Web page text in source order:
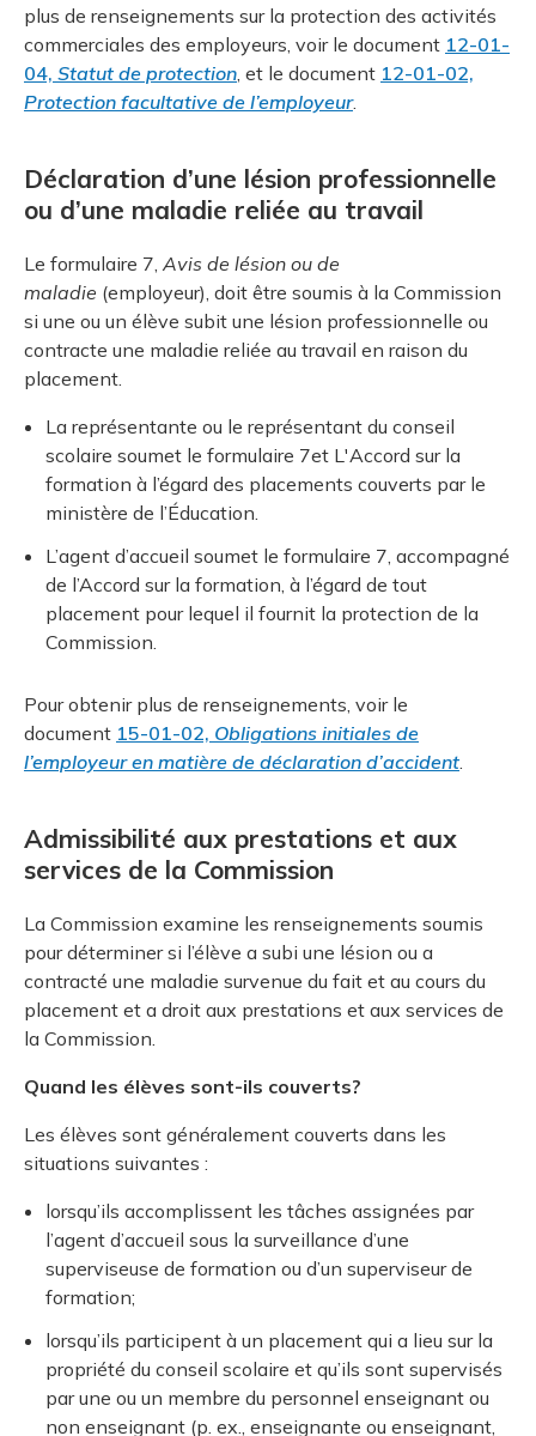
plus de renseignements sur la protection des activités
commerciales des employeurs, voir le document 12-01-
04, Statut de protection , et le document 12-01-02,
Protection facultative de l’employeur.
Déclaration d’une lésion professionnelle
ou d’une maladie reliée au travail
Le formulaire 7, Avis de lésion ou de
maladie (employeur), doit être soumis à la Commission
si une ou un élève subit une lésion professionnelle ou
contracte une maladie reliée au travail en raison du
placement.
La représentante ou le représentant du conseil
scolaire soumet le formulaire 7et L'Accord sur la
formation à l’égard des placements couverts par le
ministère de l’Éducation.
L’agent d’accueil soumet le formulaire 7, accompagné
de l’Accord sur la formation, à l’égard de tout
placement pour lequel il fournit la protection de la
Commission.
Pour obtenir plus de renseignements, voir le
document 15-01-02, Obligations initiales de
l’employeur en matière de déclaration d’accident
Admissibilité aux prestations et aux
services de la Commission
La Commission examine les renseignements soumis
pour déterminer si l’élève a subi une lésion ou a
contracté une maladie survenue du fait et au cours du
placement et a droit aux prestations et aux services de
la Commission.
Quand les élèves sont-ils couverts?
Les élèves sont généralement couverts dans les
situations suivantes :
lorsqu’ils accomplissent les tâches assignées par
l’agent d’accueil sous la surveillance d’une
superviseuse de formation ou d’un superviseur de
formation;
lorsqu’ils participent à un placement qui a lieu sur la
propriété du conseil scolaire et qu’ils sont supervisés
par une ou un membre du personnel enseignant ou
non enseignant (p. ex., enseignante ou enseignant,